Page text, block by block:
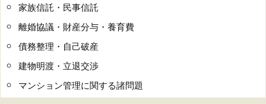
家族信託・民事信託
離婚協議・財産分与・養育費
債務整理・自己破産
建物明渡・立退交渉
マンション管理に関する諸問題